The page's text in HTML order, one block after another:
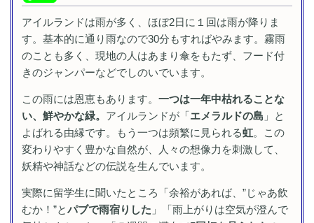
アイルランドは雨が多く、ほぼ2日に１回は雨が降りま
す。基本的に通り雨なので30分もすればやみます。霧雨
のことも多く、現地の人はあまり傘をもたず、フード付
きのジャンパーなどでしのいでいます。
この雨には恩恵もあります。 一つは一年中枯れることな
い、鮮やかな緑。 アイルランドが「エメラルドの島 」と
よばれる由縁です。もう一つは頻繁に見られる虹。この
変わりやすく豊かな自然が、人々の想像力を刺激して、
妖精や神話などの伝説を生んでいます。
実際に留学生に聞いたところ「余裕があれば、”じゃあ飲
むか！”とパブで雨宿りした 」「雨上がりは空気が澄んで